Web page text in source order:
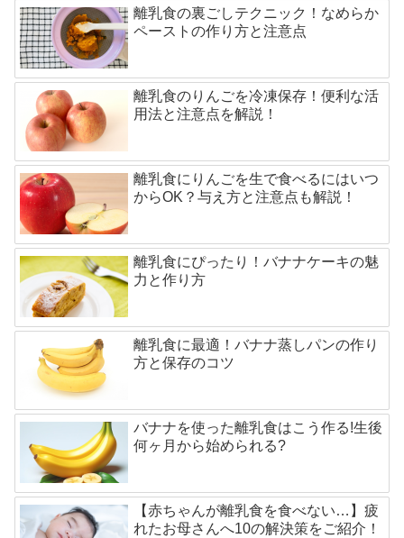
離乳食の裏ごしテクニック！なめらか
ペーストの作り方と注意点
離乳食のりんごを冷凍保存！便利な活
用法と注意点を解説！
離乳食にりんごを生で食べるにはいつ
からOK？与え方と注意点も解説！
離乳食にぴったり！バナナケーキの魅
力と作り方
離乳食に最適！バナナ蒸しパンの作り
方と保存のコツ
バナナを使った離乳食はこう作る!生後
何ヶ月から始められる?
【赤ちゃんが離乳食を食べない…】疲
れたお母さんへ10の解決策をご紹介！